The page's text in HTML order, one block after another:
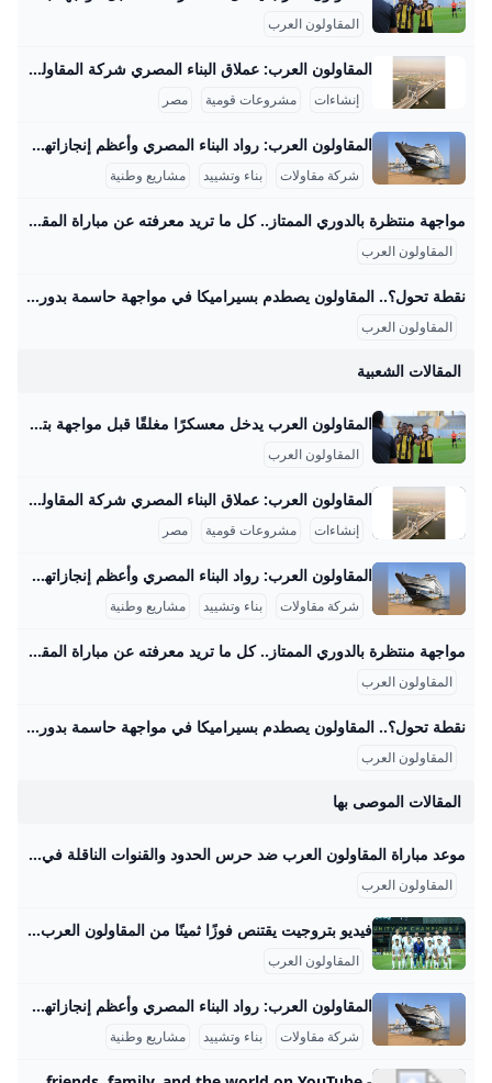
المقاولون العرب
المقاولون العرب: عملاق البناء المصري شركة المقاولون العرب هي من أكبر شركات المقاولات في الشرق الأوسط وأفريقيا، وتمتلك خبرة تزيد عن 70 عامًا في تنفيذ مشروعات عملاقة بداخل مصر وخارجها. من أبرز المشروعات القومية التي تشرف عليها الشركة في مصر مشروع محور روض الفرج الذي يبلغ طوله حوالي 16.7 كم، ويربط شرق القاهرة بالطريق الإسكندرية الصحراوي مرورًا بنهر النيل، ويُعتبر هذا المشروع هو أول جسر معلق ضخم يتم تنفيذه بأيدي مصرية فقط، حيث يعمل فيه حوالي 4000 مهندس وفني وعامل بالإضافة إلى استخدام معدات ثقيلة ومتطورة.
إنشاءات مشروعات قومية مصر
المقاولون العرب: رواد البناء المصري وأعظم إنجازاتهم المقاولون العرب هي شركة مصرية عريقة في مجال المقاولات والبناء، لها تاريخ غني ومشهود يمتد لأكثر من نصف قرن، بدأت كشركة صغيرة في الأربعينيات حتى أصبحت أحد عمالقة المقاولات في الشرق الأوسط وأفريقيا. قام بتأسيسها المهندس عثمان أحمد عثمان عام 1955، وهو شخصية بارزة صنعت تاريخًا في مجال البناء، وقاد الشركة نحو إنجازات ضخمة خلدتها ذاكرة مصر والعالم العربي. واحدة من أعظم إنجازات المقاولون العرب هي مشاركتها في بناء السد العالي في أسوان، المشروع الذي يعتبر علامة فارقة في الهندسة الوطنية المصرية.
شركة مقاولات بناء وتشييد مشاريع وطنية
مواجهة منتظرة بالدوري الممتاز.. كل ما تريد معرفته عن مباراة المقاولون العرب وسيراميكا كليوباترا والقنوات الناقلة – جريدة مانشيت تتجه أنظار عشاق كرة القدم المصرية مساء اليوم الجمعة الموافق 29 أغسطس 2025 نحو ملعب عثمان أحمد عثمان، حيث يشهد افتتاح الجولة الخامسة من الدوري المصري الممتاز اقرأ أيضًا:اليوم.. موعد مباراة الزمالك وسيراميكا في الدوري المصري والقنوات الناقلة القنوات الناقلة لمواجهة المقاولون وسيراميكا كليوباترا يمكن للمشجعين متابعة أحداث مباراة المقاولون العرب وسيراميكا كليوباترا مباشرةً وحصريًا عبر شاشات مجموعة قنوات أون سبورت. تُعد هذه القنوات الناقل الرسمي والوحيد لجميع مباريات مسابقة الدوري المصري الممتاز، مما يضمن تغطية شاملة للمباراة المرتقبة بين الفريقين مع استوديو تحليلي قبل وبعد اللقاء لمناقشة كل التفاصيل الفنية والتكتيكية.
المقاولون العرب
نقطة تحول؟.. المقاولون يصطدم بسيراميكا في مواجهة حاسمة بدوري nile اليوم – جريدة مانشيت يسعى فريق المقاولون العرب لتحقيق انتصاره الأول في الدوري المصري الممتاز عندما يستضيف سيراميكا كليوباترا مساء اليوم الجمعة في تمام الساعة السادسة، ضمن افتتاح اقرأ أيضًا:الموقف الأصعب على الإطلاق؟.. روبرتسون يفجر مفاجأة بشأن رحيل جوتا وتأثيره على ليفربول طموحات متباينة للفريقين في الدوري المصري يبحث المقاولون العرب، بقيادة مدربه محمد مكي، عن تحقيق نتيجة إيجابية تكسر سلسلة التعادلات والخسائر التي حققها الفريق في الجولات الماضية. اكتفى ذئاب الجبل بتعادلين وخسارة واحدة، كانت آخرها أمام بتروجت بهدف نظيف، مما يضعهم في موقف صعب في جدول الترتيب.
المقاولون العرب
المقالات الشعبية
المقاولون العرب يدخل معسكرًا مغلقًا قبل مواجهة بتروجت.. مكى يعترف بأزمة الهجوم يدخل فريق المقاولون العرب الأول لكرة القدم، تحت قيادة مدربه محمد مكي، معسكراً مغلقاً اليوم الأحد، استعداداً لمواجهة بتروجت في الجولة الأحد 24/أغسطس/2025 - 06:24 ص 8/24/2025 6:24:01 AM المقاولون العرب شيماء أبو قمر شارك طباعة يدخل فريق المقاولون العرب، تحت قيادة مدربه محمد مكي، معسكرًا مغلقًا اليوم الأحد، استعدادًا لمواجهة بتروجت في الجولة الرابعة من الدوري المصري الممتاز لموسم 2025-2026، والمقرر إقامتها غدًا الإثنين في التاسعة مساءً على استاد بتروسبورت.
المقاولون العرب
المقاولون العرب: عملاق البناء المصري شركة المقاولون العرب هي من أكبر شركات المقاولات في الشرق الأوسط وأفريقيا، وتمتلك خبرة تزيد عن 70 عامًا في تنفيذ مشروعات عملاقة بداخل مصر وخارجها. من أبرز المشروعات القومية التي تشرف عليها الشركة في مصر مشروع محور روض الفرج الذي يبلغ طوله حوالي 16.7 كم، ويربط شرق القاهرة بالطريق الإسكندرية الصحراوي مرورًا بنهر النيل، ويُعتبر هذا المشروع هو أول جسر معلق ضخم يتم تنفيذه بأيدي مصرية فقط، حيث يعمل فيه حوالي 4000 مهندس وفني وعامل بالإضافة إلى استخدام معدات ثقيلة ومتطورة.
إنشاءات مشروعات قومية مصر
المقاولون العرب: رواد البناء المصري وأعظم إنجازاتهم المقاولون العرب هي شركة مصرية عريقة في مجال المقاولات والبناء، لها تاريخ غني ومشهود يمتد لأكثر من نصف قرن، بدأت كشركة صغيرة في الأربعينيات حتى أصبحت أحد عمالقة المقاولات في الشرق الأوسط وأفريقيا. قام بتأسيسها المهندس عثمان أحمد عثمان عام 1955، وهو شخصية بارزة صنعت تاريخًا في مجال البناء، وقاد الشركة نحو إنجازات ضخمة خلدتها ذاكرة مصر والعالم العربي. واحدة من أعظم إنجازات المقاولون العرب هي مشاركتها في بناء السد العالي في أسوان، المشروع الذي يعتبر علامة فارقة في الهندسة الوطنية المصرية.
شركة مقاولات بناء وتشييد مشاريع وطنية
مواجهة منتظرة بالدوري الممتاز.. كل ما تريد معرفته عن مباراة المقاولون العرب وسيراميكا كليوباترا والقنوات الناقلة – جريدة مانشيت تتجه أنظار عشاق كرة القدم المصرية مساء اليوم الجمعة الموافق 29 أغسطس 2025 نحو ملعب عثمان أحمد عثمان، حيث يشهد افتتاح الجولة الخامسة من الدوري المصري الممتاز اقرأ أيضًا:اليوم.. موعد مباراة الزمالك وسيراميكا في الدوري المصري والقنوات الناقلة القنوات الناقلة لمواجهة المقاولون وسيراميكا كليوباترا يمكن للمشجعين متابعة أحداث مباراة المقاولون العرب وسيراميكا كليوباترا مباشرةً وحصريًا عبر شاشات مجموعة قنوات أون سبورت. تُعد هذه القنوات الناقل الرسمي والوحيد لجميع مباريات مسابقة الدوري المصري الممتاز، مما يضمن تغطية شاملة للمباراة المرتقبة بين الفريقين مع استوديو تحليلي قبل وبعد اللقاء لمناقشة كل التفاصيل الفنية والتكتيكية.
المقاولون العرب
نقطة تحول؟.. المقاولون يصطدم بسيراميكا في مواجهة حاسمة بدوري nile اليوم – جريدة مانشيت يسعى فريق المقاولون العرب لتحقيق انتصاره الأول في الدوري المصري الممتاز عندما يستضيف سيراميكا كليوباترا مساء اليوم الجمعة في تمام الساعة السادسة، ضمن افتتاح اقرأ أيضًا:الموقف الأصعب على الإطلاق؟.. روبرتسون يفجر مفاجأة بشأن رحيل جوتا وتأثيره على ليفربول طموحات متباينة للفريقين في الدوري المصري يبحث المقاولون العرب، بقيادة مدربه محمد مكي، عن تحقيق نتيجة إيجابية تكسر سلسلة التعادلات والخسائر التي حققها الفريق في الجولات الماضية. اكتفى ذئاب الجبل بتعادلين وخسارة واحدة، كانت آخرها أمام بتروجت بهدف نظيف، مما يضعهم في موقف صعب في جدول الترتيب.
المقاولون العرب
المقالات الموصى بها
موعد مباراة المقاولون العرب ضد حرس الحدود والقنوات الناقلة في الدوري المصري 2026 ‘موعد مباراة المقاولون العرب ضد حرس الحدود ، يستضيف ملعب استاد " المقاولون العرب " مباراة قوية في الدوري المصري بين كلا من المقاولون العرب ضد حرس الحدود، يوم’ مصطفى حسنأغسطس 20, 2025 2 دقائق بينما تقام موعد مباراة المقاولون العرب ضد حرس الحدود ضمن منافسات الجولة الثالثة من الدوري المصري، يوم الخميس الموافق 21 أغسطس 2025. تنطلق صافرة بداية المباراة في تمام الساعة 4:00 مساءً بتوقيت المغرب والجزائر وتونس. بينما تنطلق في تمام الساعة 5:00 مساءً بتوقيت السودان وليبيا.
المقاولون العرب
فيديو بتروجيت يقتنص فوزًا ثمينًا من المقاولون العرب ويعتلي صدارة الدوري - بطولات حقق فريق بتروجيت فوزًا ثمينًا على حساب المقاولون العرب بهدف دون رد، في اللقاء الذي جمع بينهما اليوم الاثنين، ضمن منافسات مسابقة الدوري المصري. كتبسعيد خالدالإثنين 25 أغسطس 2025 ,11:14 م اخر تحديث 25 أغسطس 2025 ,11:20 م حقق فريق بتروجيت فوزًا ثمينًا على حساب المقاولون العرب بهدف دون رد، في اللقاء الذي جمع بينهما اليوم الاثنين، ضمن منافسات مسابقة الدوري المصري. وأقيم اللقاء بين بتروجيت والمقاولون العرب على استاد بتروسبورت، ضمن منافسات الجولة الرابعة من بطولة الدوري المصري الممتاز.
المقاولون العرب
المقاولون العرب: رواد البناء المصري وأعظم إنجازاتهم المقاولون العرب هي شركة مصرية عريقة في مجال المقاولات والبناء، لها تاريخ غني ومشهود يمتد لأكثر من نصف قرن، بدأت كشركة صغيرة في الأربعينيات حتى أصبحت أحد عمالقة المقاولات في الشرق الأوسط وأفريقيا. قام بتأسيسها المهندس عثمان أحمد عثمان عام 1955، وهو شخصية بارزة صنعت تاريخًا في مجال البناء، وقاد الشركة نحو إنجازات ضخمة خلدتها ذاكرة مصر والعالم العربي. واحدة من أعظم إنجازات المقاولون العرب هي مشاركتها في بناء السد العالي في أسوان، المشروع الذي يعتبر علامة فارقة في الهندسة الوطنية المصرية.
شركة مقاولات بناء وتشييد مشاريع وطنية